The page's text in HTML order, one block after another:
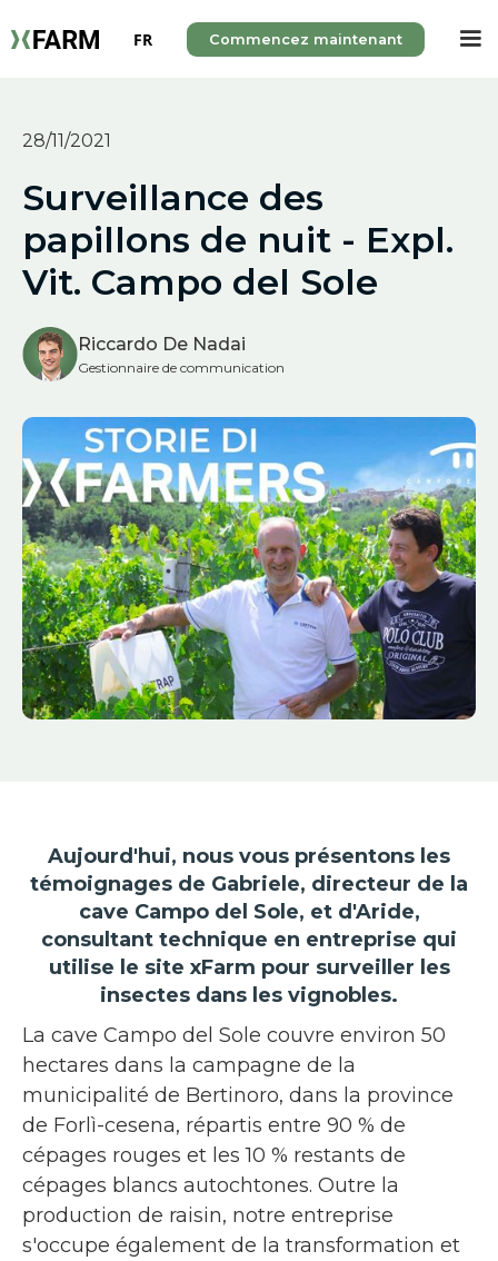
FR Commencez maintenant
28/11/2021
Surveillance des
papillons de nuit - Expl.
Vit. Campo del Sole
Riccardo De Nadai
Gestionnaire de communication
Aujourd'hui, nous vous présentons les
témoignages de Gabriele, directeur de la
cave Campo del Sole, et d'Aride,
consultant technique en entreprise qui
utilise le site xFarm pour surveiller les
insectes dans les vignobles.
La cave Campo del Sole couvre environ 50
hectares dans la campagne de la
municipalité de Bertinoro, dans la province
de Forlì-cesena, répartis entre 90 % de
cépages rouges et les 10 % restants de
cépages blancs autochtones. Outre la
production de raisin, notre entreprise
s'occupe également de la transformation et